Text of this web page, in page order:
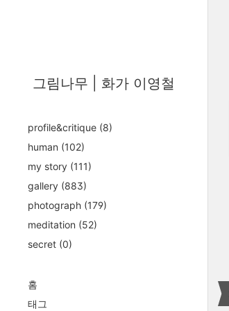
그림나무 | 화가 이영철
profile&critique (8)
human (102)
my story (111)
gallery (883)
photograph (179)
meditation (52)
secret (0)
홈
태그